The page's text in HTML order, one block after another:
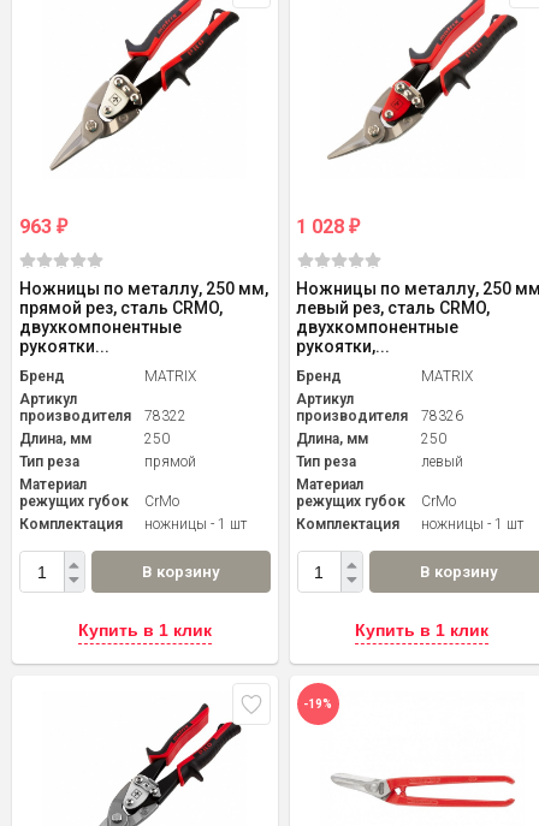
963 ₽
Ножницы по металлу, 250 мм,
прямой рез, сталь CRMO,
двухкомпонентные
рукоятки...
Бренд
MATRIX
Артикул
производителя
78322
Длина, мм
250
Тип реза
прямой
Материал
режущих губок
CrMо
Комплектация
ножницы - 1 шт
В корзину
Купить в 1 клик
1 028₽
Ножницы по металлу, 250
левый рез, сталь CRMO,
двухкомпонентные
рукоятки,...
Бренд
MATRIX
Артикул
производителя
78326
Длина, мм
250
Тип реза
левый
Материал
режущих губок
CrMо
Комплектация
ножницы - 1 шт
В корзину
Купить в 1 клик
-19%